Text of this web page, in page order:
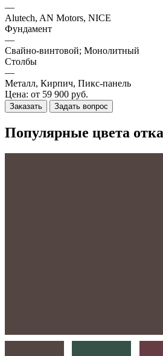
—
Alutech, AN Motors, NICE
Фундамент
—
Свайно-винтовой; Монолитный
Столбы
—
Металл, Кирпич, Пикс-панель
Цена: от 59 900 руб.
Заказать Задать вопрос
Популярные цвета